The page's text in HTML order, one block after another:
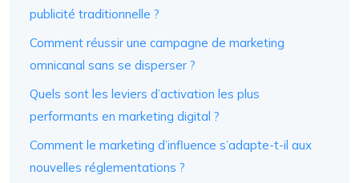
publicité traditionnelle ?
Comment réussir une campagne de marketing
omnicanal sans se disperser ?
Quels sont les leviers d’activation les plus
performants en marketing digital ?
Comment le marketing d’influence s’adapte-t-il aux
nouvelles réglementations ?